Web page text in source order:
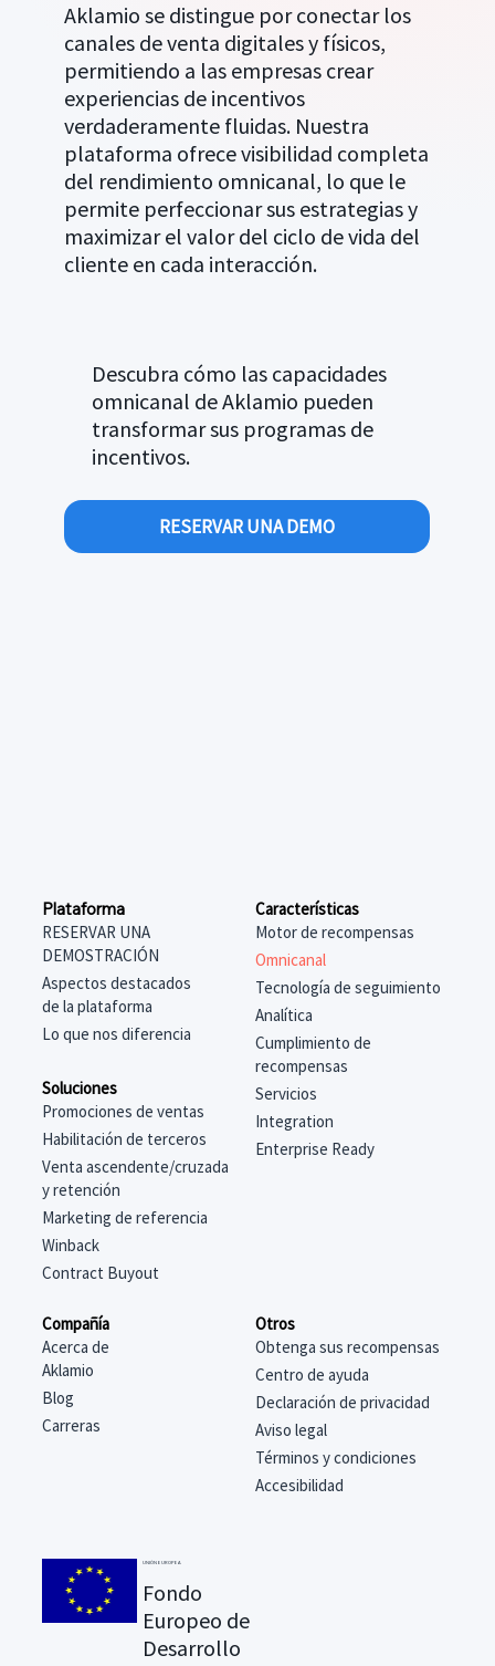
independientemente del canal.
Nuestro motor de automatización le
permite activar recompensas según
las acciones específicas del cliente,
ya sea una compra en línea, una
transacción en tienda o una
interacción con el centro de
llamadas.
Online
través de JavaScript, integraciones
de API o cargas CSV.
Agentes puerta a
puerta
Los representantes de ventas
Aklamio se distingue por conectar los
canales de venta digitales y físicos,
permitiendo a las empresas crear
experiencias de incentivos
verdaderamente fluidas. Nuestra
plataforma ofrece visibilidad completa
del rendimiento omnicanal, lo que le
permite perfeccionar sus estrategias y
maximizar el valor del ciclo de vida del
cliente en cada interacción.
Descubra cómo las capacidades
omnicanal de Aklamio pueden
transformar sus programas de
incentivos.
RESERVAR UNA DEMO
Plataforma
RESERVAR UNA
DEMOSTRACIÓN
Aspectos destacados
de la plataforma
Lo que nos diferencia
Soluciones
Promociones de ventas
Habilitación de terceros
Venta ascendente/cruzada
y retención
Marketing de referencia
Winback
Contract Buyout
Características
Motor de recompensas
Omnicanal
Tecnología de seguimiento
Analítica
Cumplimiento de
recompensas
Servicios
Integration
Enterprise Ready
Compañía
Acerca de
Aklamio
Blog
Carreras
Otros
Obtenga sus recompensas
Centro de ayuda
Declaración de privacidad
Aviso legal
Términos y condiciones
Accesibilidad
UNIÓN EUROPEA
Fondo
Europeo de
Desarrollo